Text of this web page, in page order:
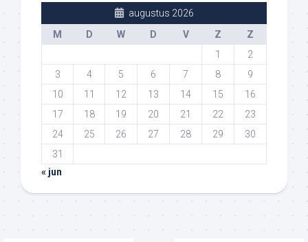
augustus 2026
M
D W D V Z
Z
1
2
3
4 5 6 7 8
9
10
11 12 13 14 15
16
17
18 19 20 21 22
23
24
25 26 27 28 29
30
31
« jun